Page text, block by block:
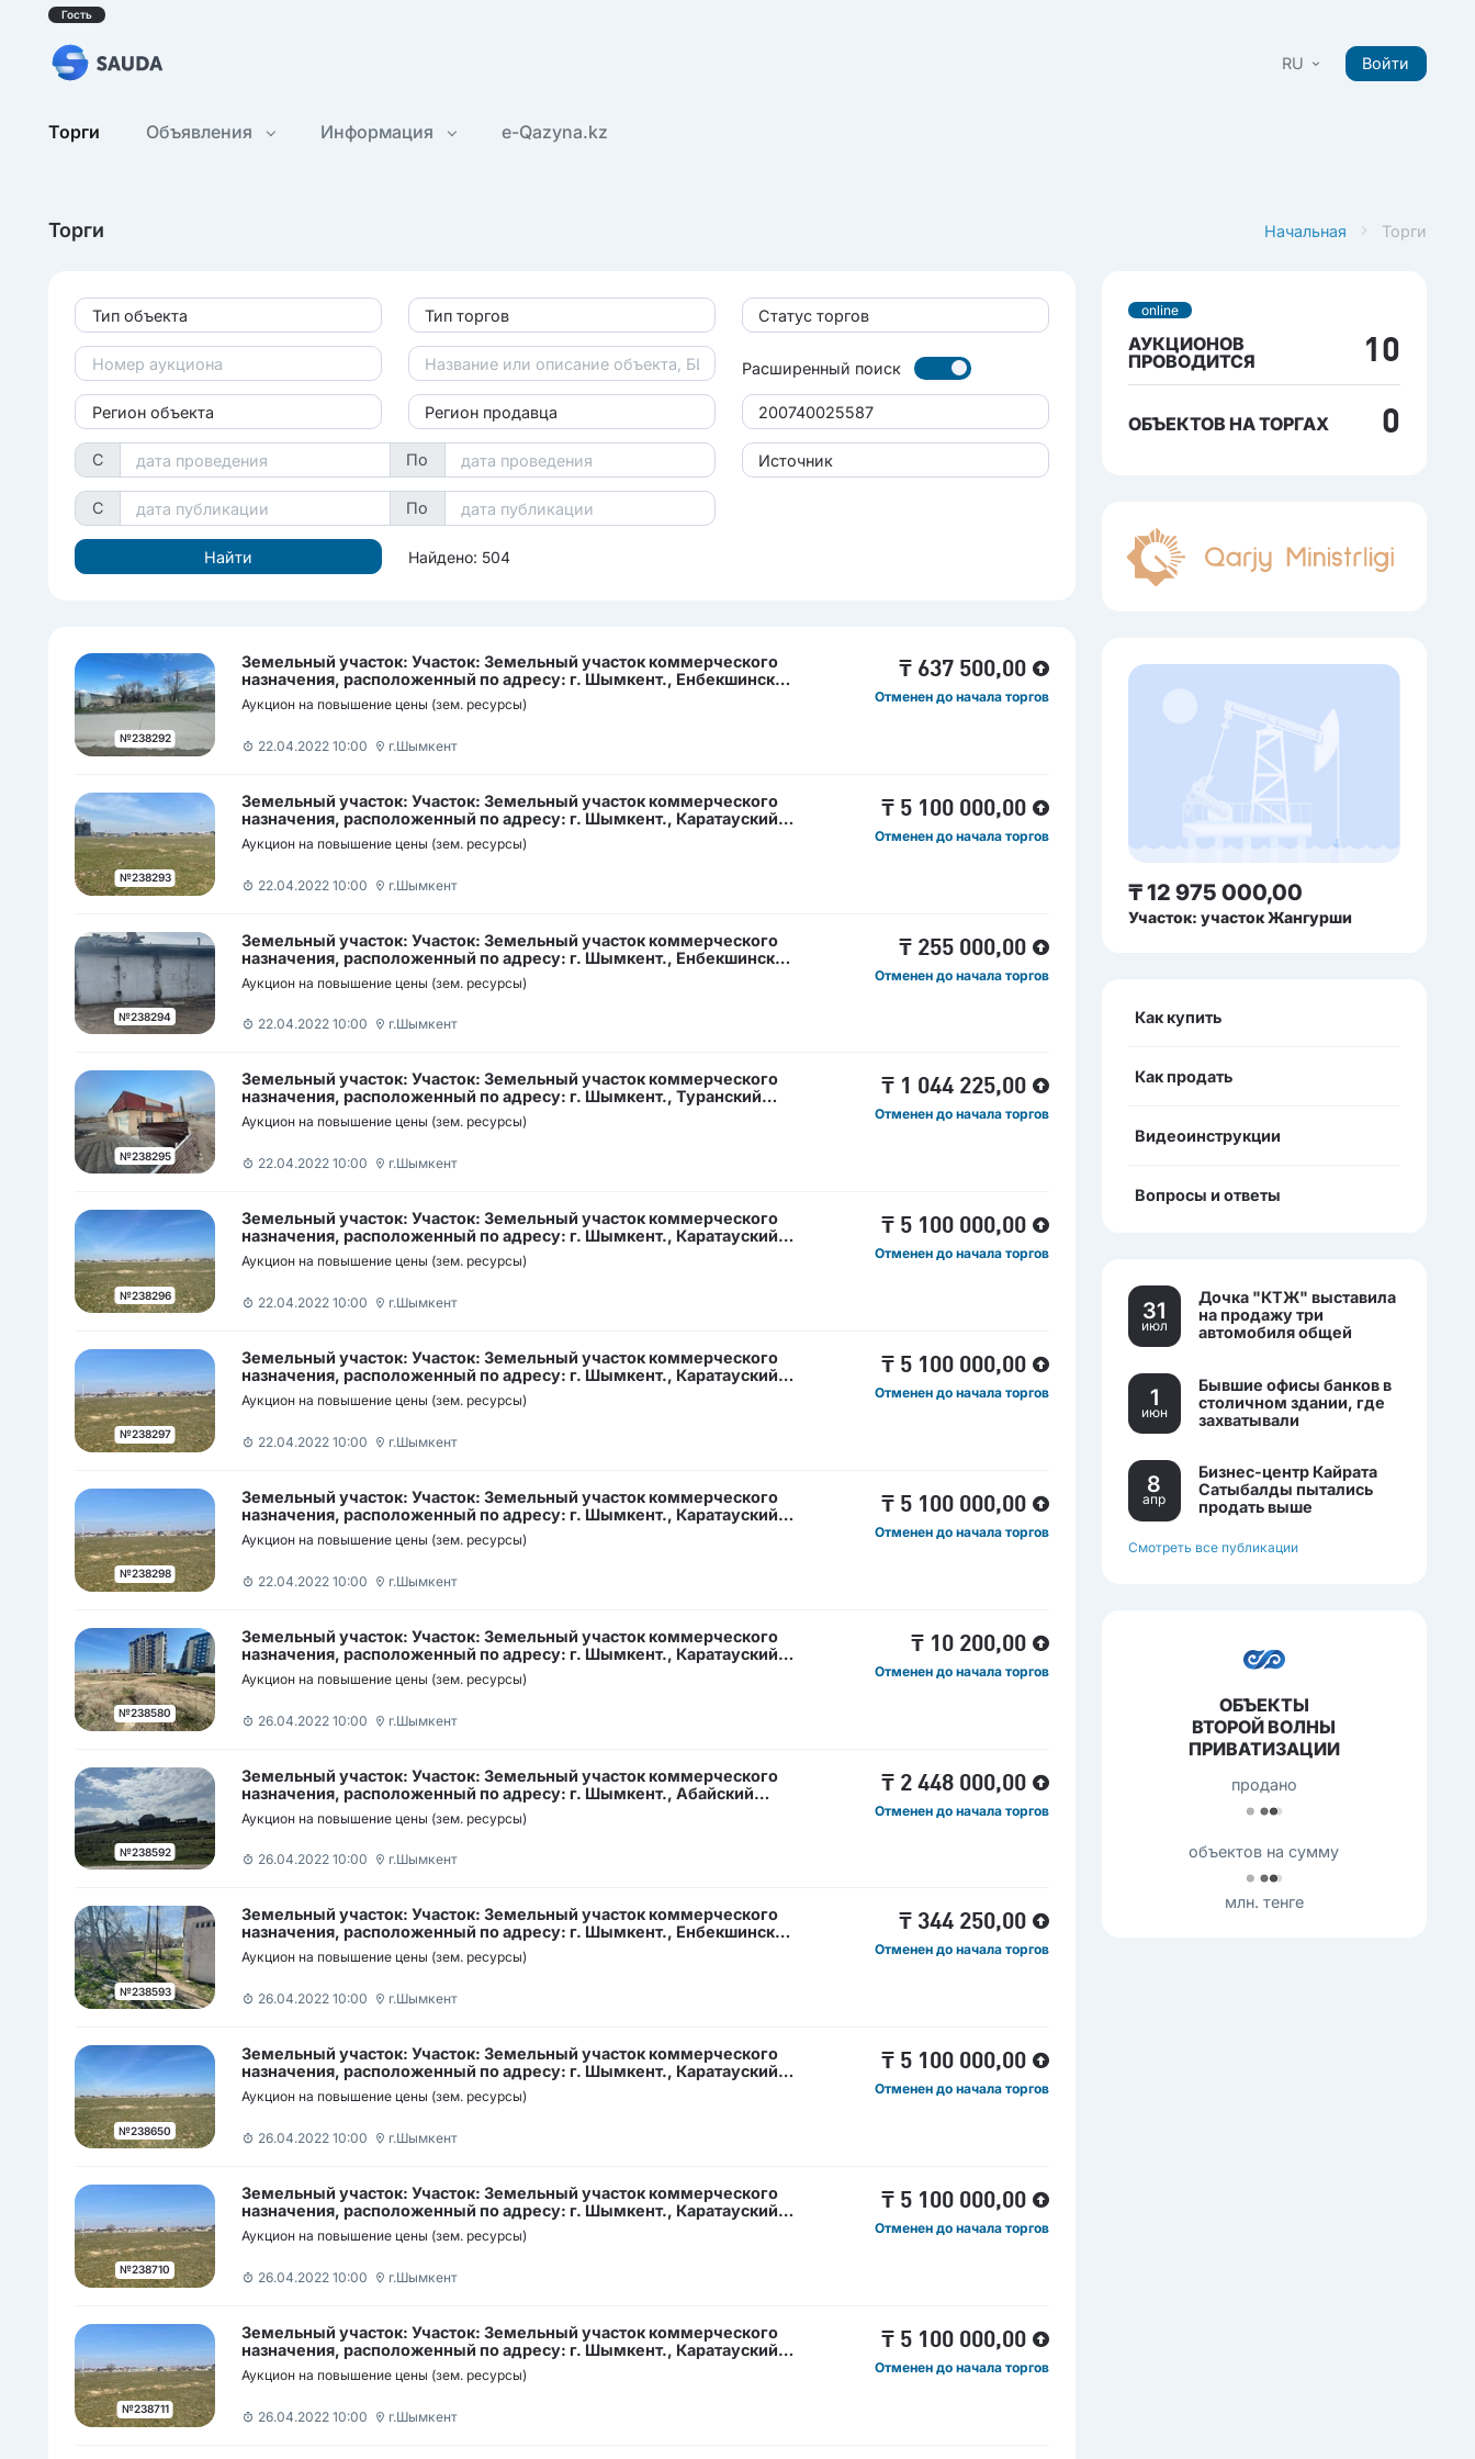
Гость
RU Войти
Торги Объявления Информация e-Qazyna.kz
Начальная Торги
Торги
Тип объекта Тип торгов Статус торгов
Расширенный поиск
Регион объекта Регион продавца
С По Источник
С По
Найдено: 504
№238292
Земельный участок: Участок: Земельный участок коммерческого
назначения, расположенный по адресу: г. Шымкент., Енбекшинский
район улица Койгелды батыра участок б/н / Кәсіпкерлік мақсаттағы
жер телімі, орналасқан мекен-жайы: Шымкент қ., Енбекші ауданы
Аукцион на повышение цены (зем. ресурсы)
22.04.2022 10:00 г.Шымкент
₸ 637 500,00
Отменен до начала торгов
№238293
Земельный участок: Участок: Земельный участок коммерческого
назначения, расположенный по адресу: г. Шымкент., Каратауский
район мкр Нуртас участок б/н / Кәсіпкерлік мақсаттағы жер телімі,
орналасқан мекен-жайы: Шымкент қ., Қаратау ауданы Нұртас
Аукцион на повышение цены (зем. ресурсы)
22.04.2022 10:00 г.Шымкент
₸ 5 100 000,00
Отменен до начала торгов
№238294
Земельный участок: Участок: Земельный участок коммерческого
назначения, расположенный по адресу: г. Шымкент., Енбекшинский
район улица Сайрам участок б/н / Кәсіпкерлік мақсаттағы жер
телімі, орналасқан мекен-жайы: Шымкент қ., Енбекші ауданы
Аукцион на повышение цены (зем. ресурсы)
22.04.2022 10:00 г.Шымкент
₸ 255 000,00
Отменен до начала торгов
№238295
Земельный участок: Участок: Земельный участок коммерческого
назначения, расположенный по адресу: г. Шымкент., Туранский
район., Квартал 283 (мкр Курсай), участок 262/2 / Кәсіпкерлік
мақсаттағы жер телімі, орналасқан мекен-жайы: Шымкент қ., Тұран
Аукцион на повышение цены (зем. ресурсы)
22.04.2022 10:00 г.Шымкент
₸ 1 044 225,00
Отменен до начала торгов
№238296
Земельный участок: Участок: Земельный участок коммерческого
назначения, расположенный по адресу: г. Шымкент., Каратауский
район мкр Нуртас участок б/н / Кәсіпкерлік мақсаттағы жер телімі,
орналасқан мекен-жайы: Шымкент қ., Қаратау ауданы Нұртас
Аукцион на повышение цены (зем. ресурсы)
22.04.2022 10:00 г.Шымкент
₸ 5 100 000,00
Отменен до начала торгов
№238297
Земельный участок: Участок: Земельный участок коммерческого
назначения, расположенный по адресу: г. Шымкент., Каратауский
район мкр Нуртас участок б/н / Кәсіпкерлік мақсаттағы жер телімі,
орналасқан мекен-жайы: Шымкент қ., Қаратау ауданы Нұртас
Аукцион на повышение цены (зем. ресурсы)
22.04.2022 10:00 г.Шымкент
₸ 5 100 000,00
Отменен до начала торгов
№238298
Земельный участок: Участок: Земельный участок коммерческого
назначения, расположенный по адресу: г. Шымкент., Каратауский
район мкр Нуртас участок б/н / Кәсіпкерлік мақсаттағы жер телімі,
орналасқан мекен-жайы: Шымкент қ., Қаратау ауданы Нұртас
Аукцион на повышение цены (зем. ресурсы)
22.04.2022 10:00 г.Шымкент
₸ 5 100 000,00
Отменен до начала торгов
№238580
Земельный участок: Участок: Земельный участок коммерческого
назначения, расположенный по адресу: г. Шымкент., Каратауский
район мкр Нурсат участок б/н / Кәсіпкерлік мақсаттағы жер телімі,
орналасқан мекен-жайы: Шымкент қ., Қаратау ауданы Нурсат
Аукцион на повышение цены (зем. ресурсы)
26.04.2022 10:00 г.Шымкент
₸ 10 200,00
Отменен до начала торгов
№238592
Земельный участок: Участок: Земельный участок коммерческого
назначения, расположенный по адресу: г. Шымкент., Абайский
район., ж.м. Акжар, участок б/н / Кәсіпкерлік мақсаттағы жер
телімі, орналасқан мекен-жайы: Шымкент қ., Абай ауданы, Ақжар
Аукцион на повышение цены (зем. ресурсы)
26.04.2022 10:00 г.Шымкент
₸ 2 448 000,00
Отменен до начала торгов
№238593
Земельный участок: Участок: Земельный участок коммерческого
назначения, расположенный по адресу: г. Шымкент., Енбекшинский
район улица Х.Пазиков участок б/н / Кәсіпкерлік мақсаттағы жер
телімі, орналасқан мекен-жайы: Шымкент қ., Енбекші ауданы
Аукцион на повышение цены (зем. ресурсы)
26.04.2022 10:00 г.Шымкент
₸ 344 250,00
Отменен до начала торгов
№238650
Земельный участок: Участок: Земельный участок коммерческого
назначения, расположенный по адресу: г. Шымкент., Каратауский
район мкр Нуртас участок б/н / Кәсіпкерлік мақсаттағы жер телімі,
орналасқан мекен-жайы: Шымкент қ., Қаратау ауданы Нұртас
Аукцион на повышение цены (зем. ресурсы)
26.04.2022 10:00 г.Шымкент
₸ 5 100 000,00
Отменен до начала торгов
№238710
Земельный участок: Участок: Земельный участок коммерческого
назначения, расположенный по адресу: г. Шымкент., Каратауский
район мкр Нуртас участок б/н / Кәсіпкерлік мақсаттағы жер телімі,
орналасқан мекен-жайы: Шымкент қ., Қаратау ауданы Нұртас
Аукцион на повышение цены (зем. ресурсы)
26.04.2022 10:00 г.Шымкент
₸ 5 100 000,00
Отменен до начала торгов
№238711
Земельный участок: Участок: Земельный участок коммерческого
назначения, расположенный по адресу: г. Шымкент., Каратауский
район мкр Нуртас участок б/н / Кәсіпкерлік мақсаттағы жер телімі,
орналасқан мекен-жайы: Шымкент қ., Қаратау ауданы Нұртас
Аукцион на повышение цены (зем. ресурсы)
26.04.2022 10:00 г.Шымкент
₸ 5 100 000,00
Отменен до начала торгов
online
АУКЦИОНОВ
ПРОВОДИТСЯ
10
ОБЪЕКТОВ НА ТОРГАХ 0
₸ 12 975 000,00
Участок: участок Жангурши
Как купить
Как продать
Видеоинструкции
Вопросы и ответы
31
июл
Дочка "КТЖ" выставила
на продажу три
автомобиля общей
1
июн
Бывшие офисы банков в
столичном здании, где
захватывали
8
апр
Бизнес-центр Кайрата
Сатыбалды пытались
продать выше
Смотреть все публикации
ОБЪЕКТЫ
ВТОРОЙ ВОЛНЫ
ПРИВАТИЗАЦИИ
продано
объектов на сумму
млн. тенге